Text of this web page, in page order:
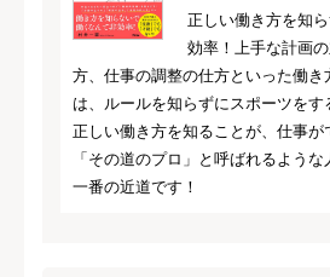
正しい働き方を知
効率！上手な計画
方、仕事の調整の仕方といった働き
は、ルールを知らずにスポーツをす
正しい働き方を知ることが、仕事が
「その道のプロ」と呼ばれるような
一番の近道です！